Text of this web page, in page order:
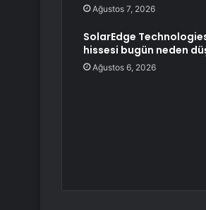
Ağustos 7, 2026
SolarEdge
hissesi bugün neden
Ağustos 6, 2026